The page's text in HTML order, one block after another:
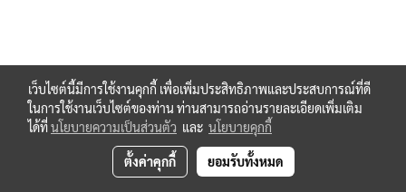
เว็บไซต์นี้มีการใช้งานคุกกี้ เพื่อเพิ่มประสิทธิภาพและประสบการณ์ที่ดี
ในการใช้งานเว็บไซต์ของท่าน ท่านสามารถอ่านรายละเอียดเพิ่มเติม
ได้ที่นโยบายความเป็นส่วนตัว และ นโยบายคุกกี้
ตั้งค่าคุกกี้ ยอมรับทั้งหมด